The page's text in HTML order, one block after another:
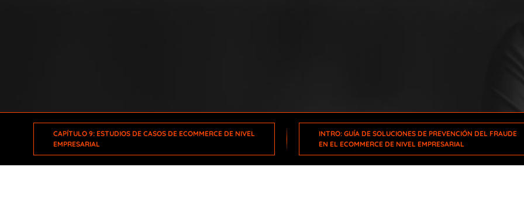
CAPÍTULO 9: ESTUDIOS DE CASOS DE ECOMMERCE DE NIVEL
EMPRESARIAL
INTRO: GUÍA DE SOLUCIONES DE PREVENCIÓN DEL FRAUDE
EN EL ECOMMERCE DE NIVEL EMPRESARIAL